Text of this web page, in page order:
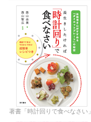
著書「時計回りで食べなさい」